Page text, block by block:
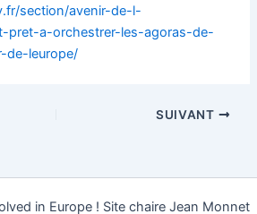
section/avenir-de-l-
pret-a-orchestrer-les-agoras-de-
de-leurope/
SUIVANT
in Europe ! Site chaire Jean Monnet